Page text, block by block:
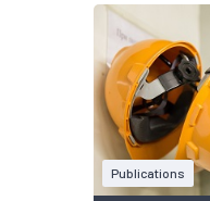
Publications